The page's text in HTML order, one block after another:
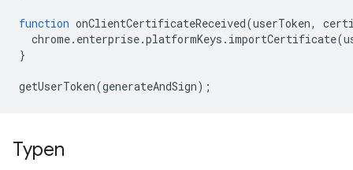
function onClientCertificateReceived(userToken,
chrome. enterprise.platformKeys . importCertificate(
}
getUserToken(generateAndSign);
Typen